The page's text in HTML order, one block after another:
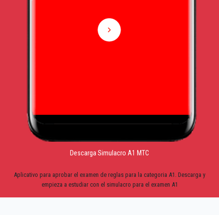
Descarga Simulacro A1 MTC
Aplicativo para aprobar el examen de reglas para la categoria A1. Descarga y
empieza a estudiar con el simulacro para el examen A1